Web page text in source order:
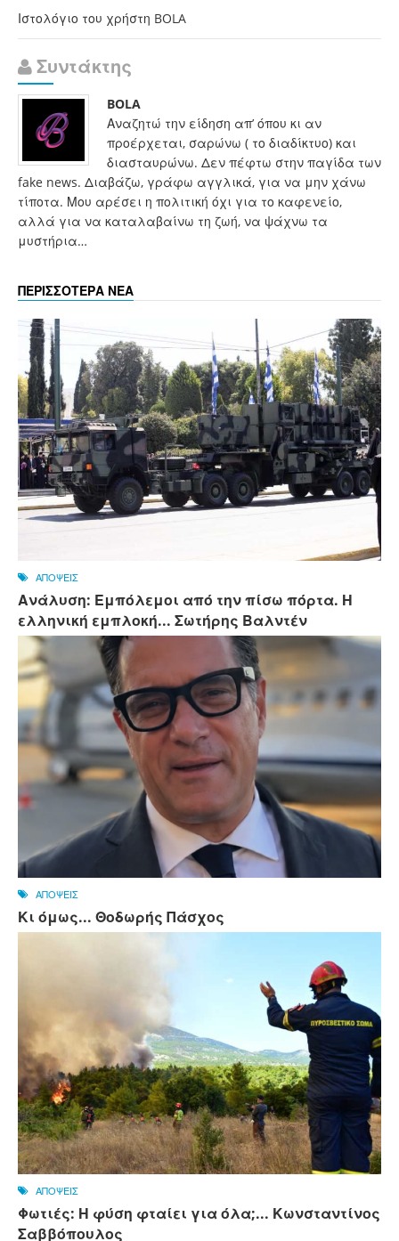
Ιστολόγιο του χρήστη BOLA
Συντάκτης
BOLA
Αναζητώ την είδηση απ’ όπου κι αν
προέρχεται, σαρώνω ( το διαδίκτυο) και
διασταυρώνω. Δεν πέφτω στην παγίδα των
fake news. Διαβάζω, γράφω αγγλικά, για να μην χάνω
τίποτα. Μου αρέσει η πολιτική όχι για το καφενείο,
αλλά για να καταλαβαίνω τη ζωή, να ψάχνω τα
μυστήρια…
ΠΕΡΙΣΣΟΤΕΡΑ ΝΕΑ
ΑΠΟΨΕΙΣ
Ανάλυση: Εμπόλεμοι από την πίσω πόρτα. Η
ελληνική εμπλοκή... Σωτήρης Βαλντέν
ΑΠΟΨΕΙΣ
Κι όμως... Θοδωρής Πάσχος
ΑΠΟΨΕΙΣ
Φωτιές: Η φύση φταίει για όλα;... Κωνσταντίνος
Σαββόπουλος